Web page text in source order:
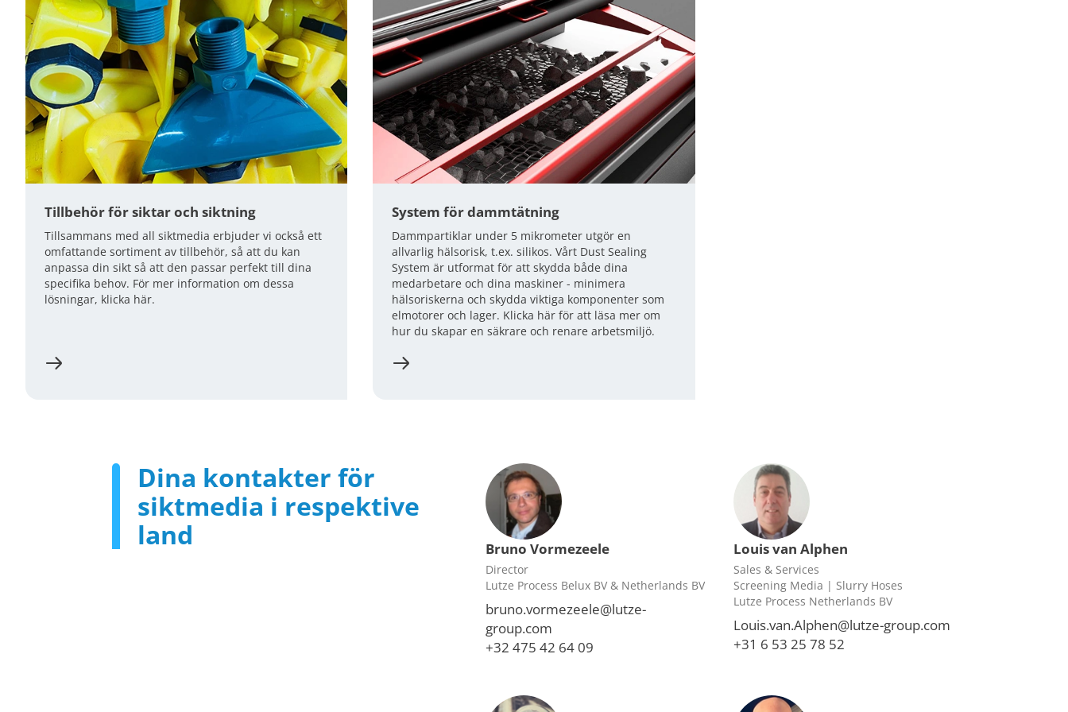
Tillbehör för siktar och siktning
Tillsammans med all siktmedia erbjuder vi också ett
omfattande sortiment av tillbehör, så att du kan
anpassa din sikt så att den passar perfekt till dina
specifika behov. För mer information om dessa
lösningar, klicka här.
System för dammtätning
Dammpartiklar under 5 mikrometer utgör en
allvarlig hälsorisk, t.ex. silikos. Vårt Dust Sealing
System är utformat för att skydda både dina
medarbetare och dina maskiner - minimera
hälsoriskerna och skydda viktiga komponenter som
elmotorer och lager. Klicka här för att läsa mer om
hur du skapar en säkrare och renare arbetsmiljö.
Dina kontakter för
siktmedia i respektive
land
Bruno Vormezeele
Director
Lutze Process Belux BV & Netherlands BV
bruno.vormezeele@lutze-
group.com
+32 475 42 64 09
Louis van Alphen
Sales & Services
Screening Media | Slurry Hoses
Lutze Process Netherlands BV
Louis.van.Alphen@lutze-group.com
+31 6 53 25 78 52